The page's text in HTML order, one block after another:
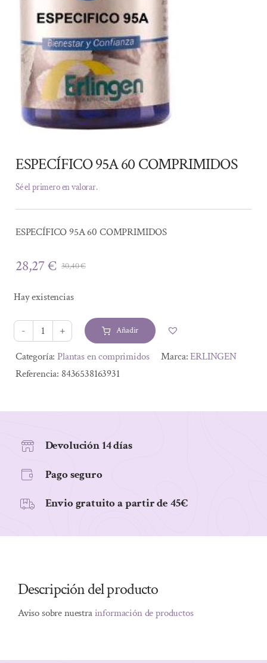
ESPECÍFICO 95A 60 COMPRIMIDOS
Sé el primero en valorar.
ESPECÍFICO 95A 60 COMPRIMIDOS
30,40€El
era:
30,40 €.
28,27€
El
es:
28,27 €.
Hay existencias
ESPECÍFICO
95A
60
Añadir
Alternative:
Categoría:Plantas en comprimidos Marca:ERLINGEN
Referencia: 8436538163931
Devolución 14 días
Pago seguro
Envio gratuito a partir de 45€
Descripción del producto
Aviso sobre nuestrainformación de productos